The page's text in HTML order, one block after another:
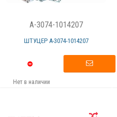
A-3074-1014207
ШТУЦЕР А-3074-1014207
Нет в наличии